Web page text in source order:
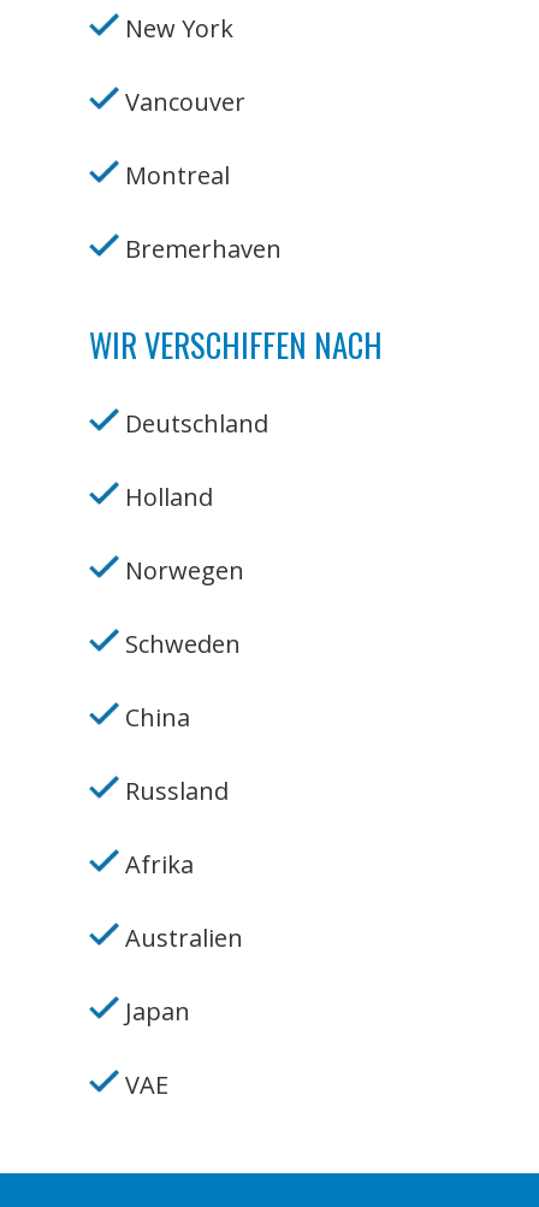
New York
Vancouver
Montreal
Bremerhaven
WIR VERSCHIFFEN NACH
Deutschland
Holland
Norwegen
Schweden
China
Russland
Afrika
Australien
Japan
VAE